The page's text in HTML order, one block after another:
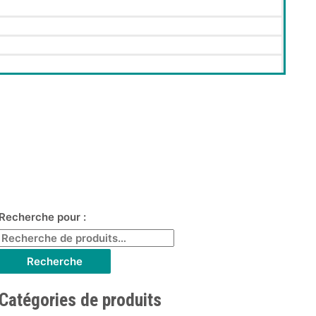
pour :
Recherche
de produits